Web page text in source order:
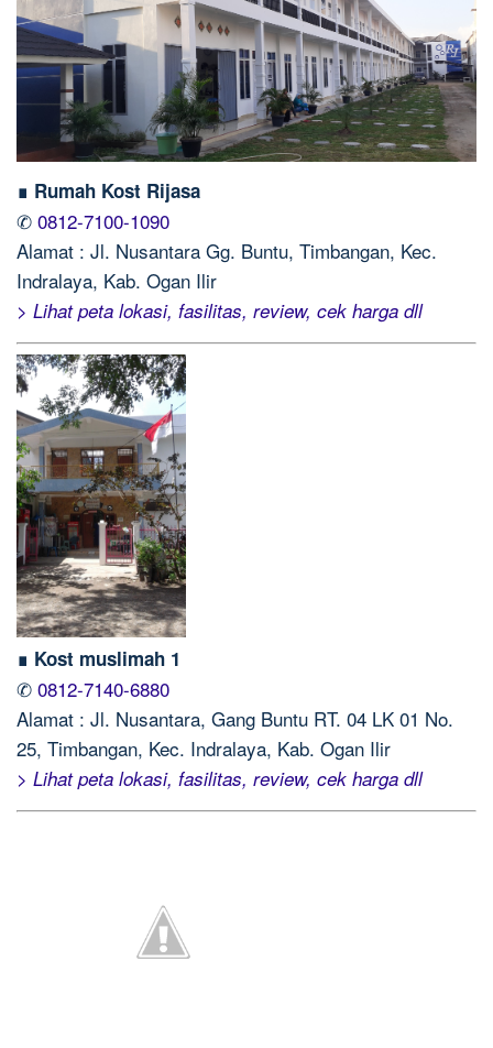
∎ Rumah Kost Rijasa
✆ 0812-7100-1090
Alamat : Jl. Nusantara Gg. Buntu, Timbangan, Kec.
Indralaya, Kab. Ogan Ilir
> Lihat peta lokasi, fasilitas, review, cek harga dll
∎ Kost muslimah 1
✆ 0812-7140-6880
Alamat : Jl. Nusantara, Gang Buntu RT. 04 LK 01 No.
25, Timbangan, Kec. Indralaya, Kab. Ogan Ilir
> Lihat peta lokasi, fasilitas, review, cek harga dll